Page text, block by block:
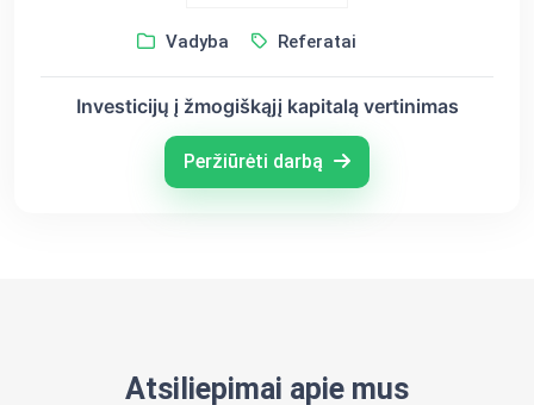
Vadyba Referatai
Investicijų į žmogiškąjį kapitalą vertinimas
Peržiūrėti darbą
Atsiliepimai apie mus